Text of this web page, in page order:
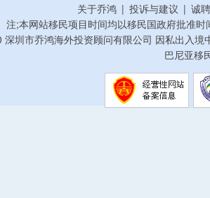
关于乔鸿 | 投诉与建议 | 诚
注;本网站移民项目时间均以移民国政府批准
圳市乔鸿海外投资顾问有限公司 因私出入
巴尼亚移